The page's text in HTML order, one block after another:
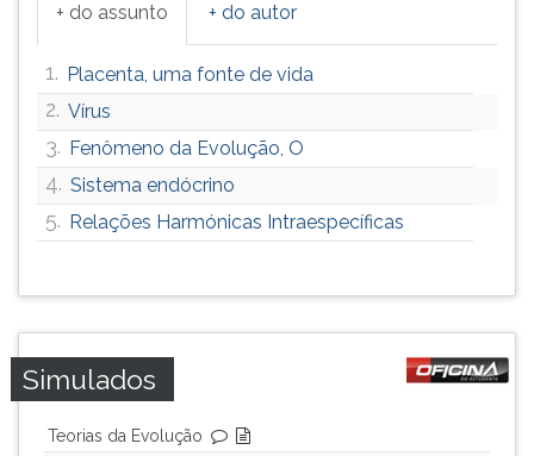
+ do assunto + do autor
1. Placenta, uma fonte de vida
2. Vírus
3. Fenômeno da Evolução, O
4. Sistema endócrino
5. Relações Harmónicas Intraespecíficas
Simulados
Teorias da Evolução